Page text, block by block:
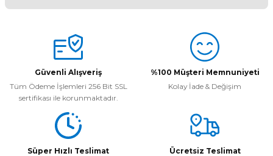
Güvenli Alışveriş
Tüm Ödeme İşlemleri 256 Bit SSL
sertifikası ile korunmaktadır.
%100 Müşteri Memnuniyeti
Kolay İade & Değişim
Süper Hızlı Teslimat
Ücretsiz Teslimat